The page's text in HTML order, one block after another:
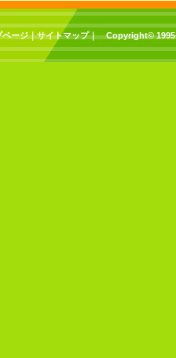
ページ｜サイトマップ｜ Copyright©